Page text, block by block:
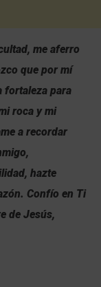
me aferro
que por mí
fortaleza para
roca y mi
a recordar
hazte
Confío en Ti
de Jesús,